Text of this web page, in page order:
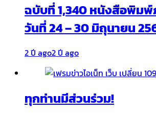
ฉบับที่ 1,340 หนังสือพิมพ์
วันที่ 24 – 30 มิถุนายน
2 ปี ago2 ปี ago
ทุกท่านมีส่วนร่วม!